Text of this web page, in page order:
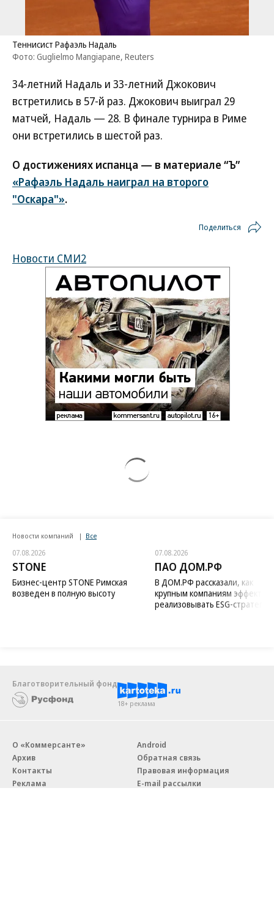
Теннисист Рафаэль Надаль
Фото: Guglielmo Mangiapane, Reuters
34-летний Надаль и 33-летний Джокович
встретились в 57-й раз. Джокович выиграл 29
матчей, Надаль — 28. В финале турнира в Риме
они встретились в шестой раз.
О достижениях испанца — в материале “Ъ”
«Рафаэль Надаль наиграл на второго
"Оскара"».
Поделиться
Новости СМИ2
Новости компаний Все
07.08.2026
STONE
Бизнес-центр STONE Римская
возведен в полную высоту
07.08.2026
ПАО ДОМ.РФ
В ДОМ.РФ рассказали, как
крупным компаниям
реализовывать ESG-стратегию
Благотворительный фонд
18+ реклама
О «Коммерсанте»
Архив
Контакты
Реклама
Android
Обратная связь
Правовая информация
E-mail рассылки